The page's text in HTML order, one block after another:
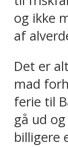
og ikke
af
Det er
mad
ferie til
gå ud
billigere